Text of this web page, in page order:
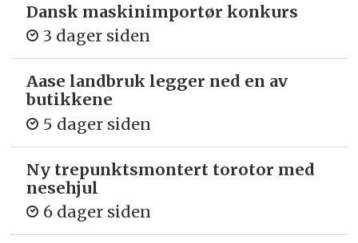
Dansk maskinimportør konkurs
3 dager siden
Aase landbruk legger ned en av
butikkene
5 dager siden
Ny trepunkts­montert torotor med
nesehjul
6 dager siden